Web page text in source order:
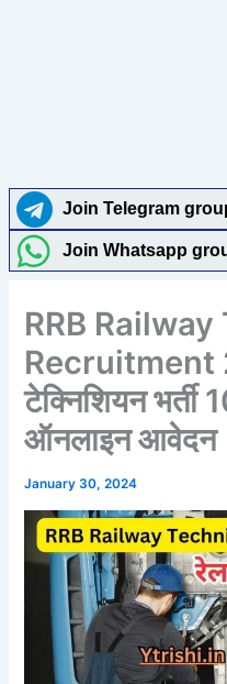
Join Telegram
Join Whatsapp
RRB
Recruitment
टेक्निशियन भर्ती
ऑनलाइन आवेदन
January 30, 2024